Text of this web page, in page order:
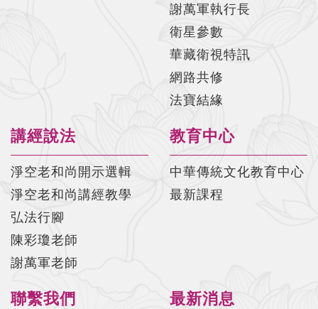
太上感應篇菁華#033 陳彩瓊老師
太上感應篇菁華#034 陳彩瓊老師
太上感應篇菁華#036 陳彩瓊老師
太上感應篇菁華#037 陳彩瓊老師
太上感應篇菁華#038 陳彩瓊老師
太上感應篇菁華#039 陳彩瓊老師
謝萬軍執行長
衛星參數
華藏衛視特訊
網路共修
法寶結緣
講經說法
淨空老和尚開示選輯
淨空老和尚講經教學
弘法行腳
陳彩瓊老師
謝萬軍老師
教育中心
中華傳統文化教育中心
最新課程
聯繫我們 最新消息